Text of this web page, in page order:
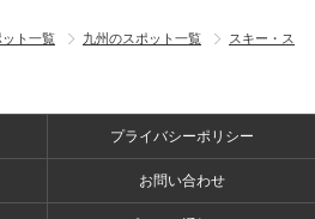
ト一覧 九州のスポット一覧
スキー・ス
プライバシーポリシー
お問い合わせ